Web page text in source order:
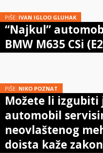
PIŠE: IVAN IGLOO GLUHAK
“Najkul”
BMW M635 CSi
PIŠE: NIKO POZNAT
Možete li izgubiti
automobil
neovlaštenog
doista kaže zakon